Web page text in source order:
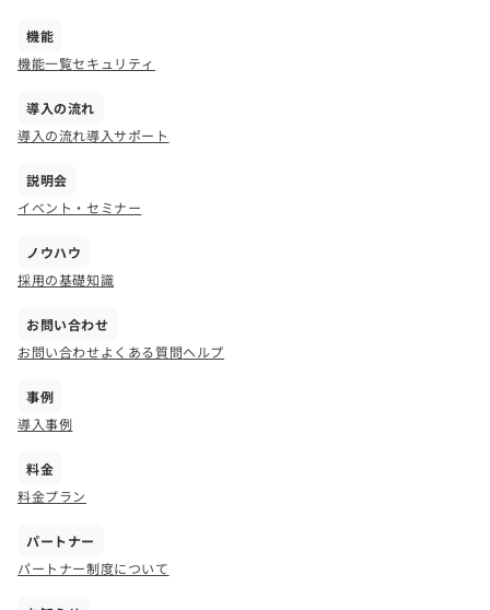
機能
機能一覧セキュリティ
導入の流れ
導入の流れ導入サポート
説明会
イベント・セミナー
ノウハウ
採用の基礎知識
お問い合わせ
お問い合わせよくある質問ヘルプ
事例
導入事例
料金
料金プラン
パートナー
パートナー制度について